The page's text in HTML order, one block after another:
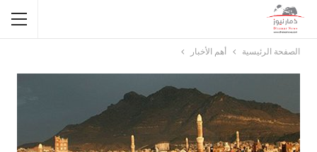
الصفحة الرئيسية أهم الأخبار